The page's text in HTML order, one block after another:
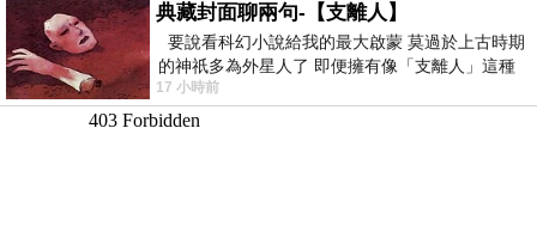
典藏封面聊兩句-【支離人】
要說看科幻小說給我的最大啟蒙 莫過於上古時期
的神祇多為外星人了 即便擁有像「支離人」這種
驚世駭俗的神通法門 也未必讀
17 小時前